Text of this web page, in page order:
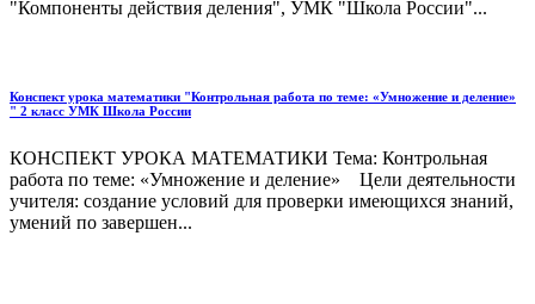
"Компоненты действия деления", УМК "Школа России"...
Конспект урока математики "Контрольная работа по теме: «Умножение и деление»
" 2 класс УМК Школа России
КОНСПЕКТ УРОКА МАТЕМАТИКИ Тема: Контрольная
работа по теме: «Умножение и деление» Цели деятельности
учителя: создание условий для проверки имеющихся знаний,
умений по завершен...